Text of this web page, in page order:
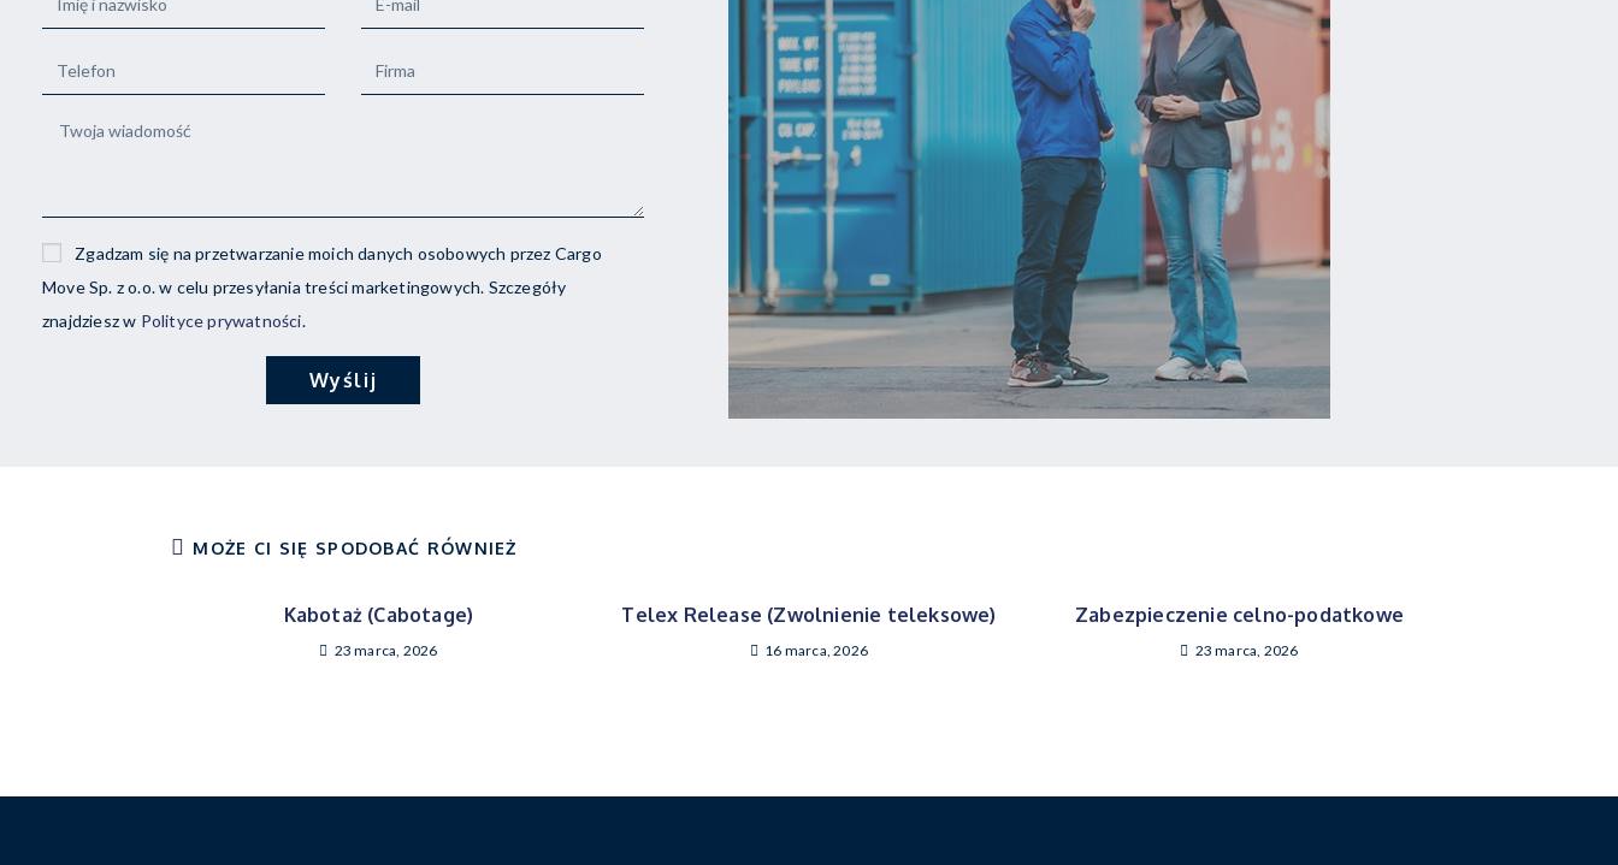
Zgadzam się na przetwarzanie moich danych osobowych przez Cargo
Move Sp. z o.o. w celu przesyłania treści marketingowych. Szczegóły
znajdziesz w Polityce prywatności.
Wyślij
MOŻE CI SIĘ SPODOBAĆ RÓWNIEŻ
Kabotaż (Cabotage)
23 marca, 2026
Telex Release (Zwolnienie teleksowe)
16 marca, 2026
Zabezpieczenie celno-podatkowe
23 marca, 2026